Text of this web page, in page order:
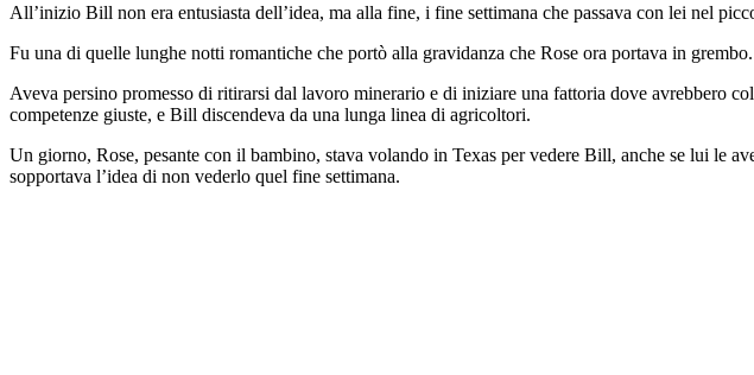
All’inizio Bill non era entusiasta dell’idea, ma alla fine, i fine settimana che passava con lei nel
Fu una di quelle lunghe notti romantiche che portò alla gravidanza che Rose ora portava in
Aveva persino promesso di ritirarsi dal lavoro minerario e di iniziare una fattoria dove avrebbero
competenze giuste, e Bill discendeva da una lunga linea di agricoltori.
Un giorno, Rose, pesante con il bambino, stava volando in Texas per vedere Bill, anche se lui le
sopportava l’idea di non vederlo quel fine settimana.